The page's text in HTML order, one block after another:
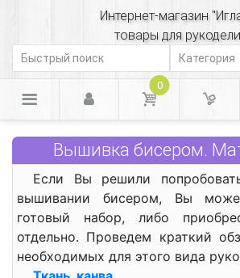
Интернет-магазин
товары для
0
Вышивка бисером.
Если Вы решили
вышивании бисером, Вы
готовый набор, либо
отдельно. Проведем краткий
необходимых для этого вида